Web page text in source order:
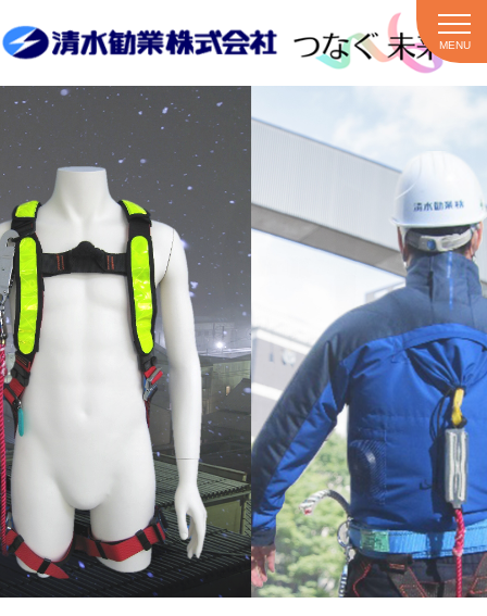
MENU
安全を旗印に
北海道の灯りを
守ります。
圧倒的な衝撃緩和
最小限の負担が
ここに実現。
ハーネス型安全帯
安全を旗印に
北海道の灯りを
守ります。
圧倒的な衝撃緩和
最小限の負担が
ここに実現。
ハーネス型安全帯